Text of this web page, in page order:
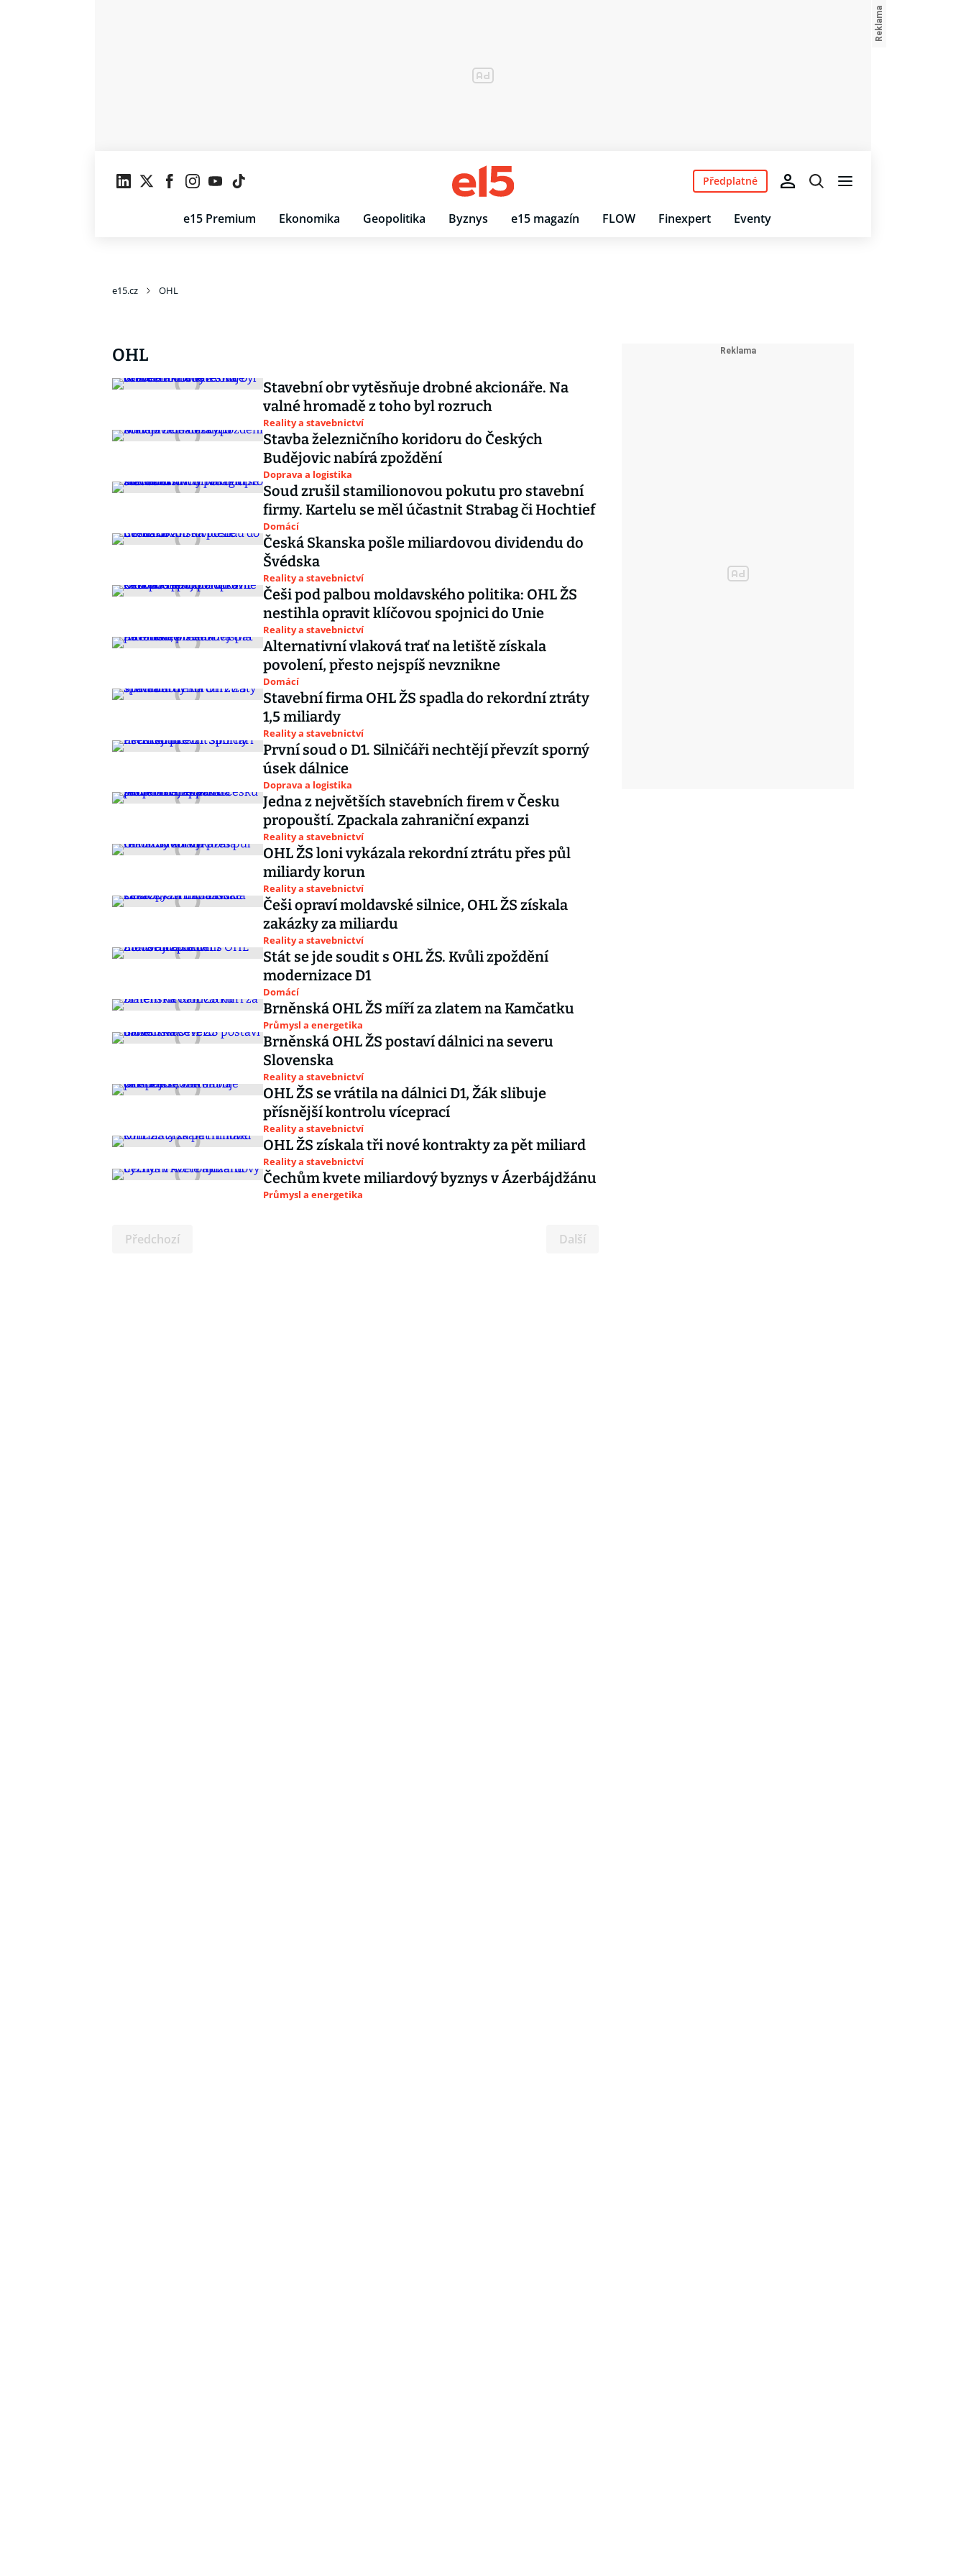
e15 Premium Ekonomika Geopolitika Byznys e15 magazín FLOW Finexpert Eventy
Předplatné
e15.cz OHL
OHL
Stavební obr vytěsňuje drobné akcionáře. Na
valné hromadě z toho byl rozruch
Reality a stavebnictví
Stavba železničního koridoru do Českých
Budějovic nabírá zpoždění
Doprava a logistika
Soud zrušil stamilionovou pokutu pro stavební
firmy. Kartelu se měl účastnit Strabag či Hochtief
Domácí
Česká Skanska pošle miliardovou dividendu do
Švédska
Reality a stavebnictví
Češi pod palbou moldavského politika: OHL ŽS
nestihla opravit klíčovou spojnici do Unie
Reality a stavebnictví
Alternativní vlaková trať na letiště získala
povolení, přesto nejspíš nevznikne
Domácí
Stavební firma OHL ŽS spadla do rekordní ztráty
1,5 miliardy
Reality a stavebnictví
První soud o D1. Silničáři nechtějí převzít sporný
úsek dálnice
Doprava a logistika
Jedna z největších stavebních firem v Česku
propouští. Zpackala zahraniční expanzi
Reality a stavebnictví
OHL ŽS loni vykázala rekordní ztrátu přes půl
miliardy korun
Reality a stavebnictví
Češi opraví moldavské silnice, OHL ŽS získala
zakázky za miliardu
Reality a stavebnictví
Stát se jde soudit s OHL ŽS. Kvůli zpoždění
modernizace D1
Domácí
Brněnská OHL ŽS míří za zlatem na Kamčatku
Průmysl a energetika
Brněnská OHL ŽS postaví dálnici na severu
Slovenska
Reality a stavebnictví
OHL ŽS se vrátila na dálnici D1, Žák slibuje
přísnější kontrolu víceprací
Reality a stavebnictví
OHL ŽS získala tři nové kontrakty za pět miliard
Reality a stavebnictví
Čechům kvete miliardový byznys v Ázerbájdžánu
Průmysl a energetika
Předchozí Další